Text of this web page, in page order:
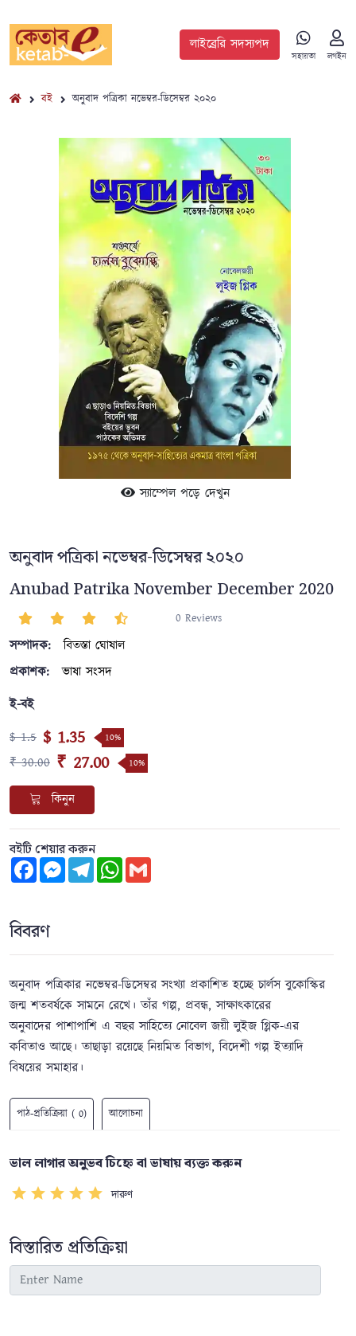
লাইব্রেরি সদস্যপদ
সহায়তা লগইন
বই অনুবাদ পত্রিকা নভেম্বর-ডিসেম্বর ২০২০
স্যাম্পেল পড়ে দেখুন
অনুবাদ পত্রিকা নভেম্বর-ডিসেম্বর ২০২০
Anubad Patrika November December 2020
0 Reviews
সম্পাদক:
বিতস্তা ঘোষাল
প্রকাশক:
ভাষা সংসদ
ই-বই
$ 1.5 $ 1.35 10%
₹ 30.00 ₹ 27.00 10%
কিনুন
বইটি শেয়ার করুন
FacebookMessengerTelegramWhatsApp
বিবরণ
অনুবাদ পত্রিকার নভেম্বর-ডিসেম্বর সংখ্যা প্রকাশিত হচ্ছে চার্লস বুকোস্কির
জন্ম শতবর্ষকে সামনে রেখে। তাঁর গল্প, প্র‌বন্ধ, সাক্ষাৎকারের
অনুবাদের পাশাপাশি এ বছর সাহিত্যে নোবেল জয়ী লুইজ গ্লিক-এর
কবিতাও আছে। তাছাড়া রয়েছে নিয়মিত বিভাগ, বিদেশী গল্প ইত্যাদি
বিষয়ের সমাহার।
পাঠ-প্রতিক্রিয়া ( 0) আলোচনা
ভাল লাগার অনুভব চিহ্নে বা ভাষায় ব্যক্ত করুন
দারুণ
বিস্তারিত প্রতিক্রিয়া